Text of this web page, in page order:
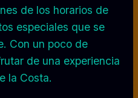
de los horarios de
especiales que se
Con un poco de
de una experiencia
la Costa.